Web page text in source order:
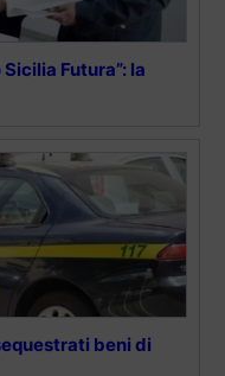
Futura”: la
beni di